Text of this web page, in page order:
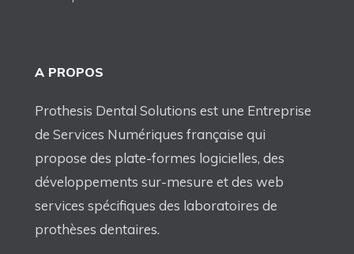
A PROPOS
Prothesis Dental Solutions est une Entreprise
de Services Numériques française qui
propose des plate-formes logicielles, des
développements sur-mesure et des web
services spécifiques des laboratoires de
prothèses dentaires.